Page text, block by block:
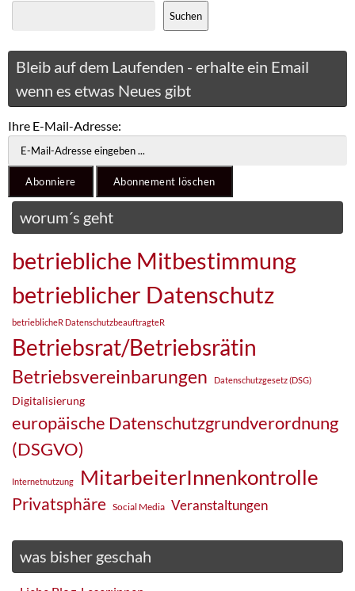
Suchen
Bleib auf dem Laufenden - erhalte ein Email
wenn es etwas Neues gibt
Ihre E-Mail-Adresse:
worum´s geht
betriebliche Mitbestimmung
betrieblicher Datenschutz
betrieblicheR DatenschutzbeauftragteR
Betriebsrat/Betriebsrätin
Betriebsvereinbarungen Datenschutzgesetz (DSG)
Digitalisierung
europäische Datenschutzgrundverordnung
(DSGVO)
Internetnutzung MitarbeiterInnenkontrolle
Privatsphäre Social Media Veranstaltungen
was bisher geschah